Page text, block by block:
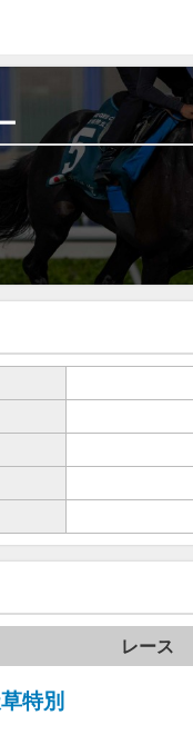
レース
特別